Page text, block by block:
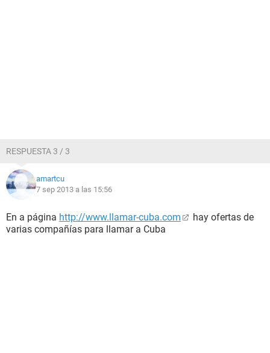
RESPUESTA 3 / 3
amartcu
7 sep 2013 a las 15:56
En a página http://www.llamar-cuba.com
hay ofertas de
varias compañías para llamar a Cuba